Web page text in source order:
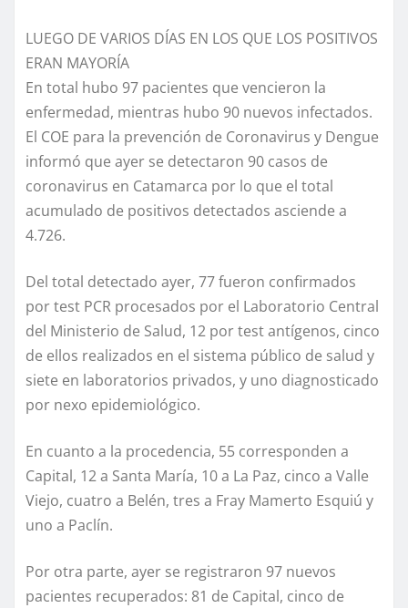
LUEGO DE VARIOS DÍAS EN LOS QUE LOS POSITIVOS
ERAN MAYORÍA
En total hubo 97 pacientes que vencieron la
enfermedad, mientras hubo 90 nuevos infectados.
El COE para la prevención de Coronavirus y Dengue
informó que ayer se detectaron 90 casos de
coronavirus en Catamarca por lo que el total
acumulado de positivos detectados asciende a
4.726.
Del total detectado ayer, 77 fueron confirmados
por test PCR procesados por el Laboratorio Central
del Ministerio de Salud, 12 por test antígenos, cinco
de ellos realizados en el sistema público de salud y
siete en laboratorios privados, y uno diagnosticado
por nexo epidemiológico.
En cuanto a la procedencia, 55 corresponden a
Capital, 12 a Santa María, 10 a La Paz, cinco a Valle
Viejo, cuatro a Belén, tres a Fray Mamerto Esquiú y
uno a Paclín.
Por otra parte, ayer se registraron 97 nuevos
pacientes recuperados: 81 de Capital, cinco de